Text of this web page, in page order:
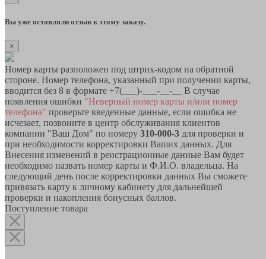
Вы уже оставляли отзыв к этому заказу.
×
Номер карты разположен под штрих-кодом на обратной
стороне. Номер телефона, указанный при получении карты,
вводится без 8 в формате +7(___)-___-__-__ В случае
появления ошибки "Неверный номер карты и/или номер
телефона" проверьте введенные данные, если ошибка не
исчезает, позвоните в центр обслуживания клиентов
компании "Ваш Дом" по номеру 310-000-3 для проверки и
при необходимости корректировки Ваших данных. Для
Внесения изменений в реистрационные данные Вам будет
необходимо назвать номер карты и Ф.И.О. владельца. На
следующий день после корректировки данных Вы сможете
привязать карту к личному кабинету для дальнейшей
проверки и накопления бонусных баллов.
Поступление товара